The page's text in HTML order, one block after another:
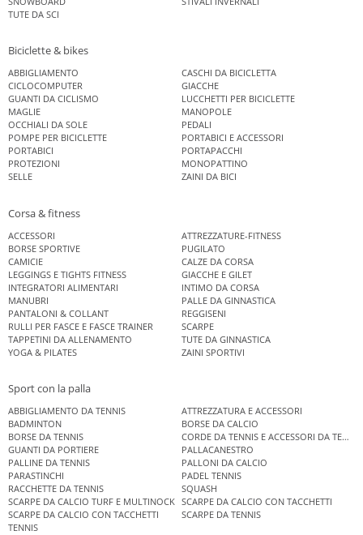
TUTE DA SCI
Biciclette & bikes
ABBIGLIAMENTO
CASCHI DA BICICLETTA
CICLOCOMPUTER
GIACCHE
GUANTI DA CICLISMO
LUCCHETTI PER BICICLETTE
MAGLIE
MANOPOLE
OCCHIALI DA SOLE
PEDALI
POMPE PER BICICLETTE
PORTABICI E ACCESSORI
PORTABICI
PORTAPACCHI
PROTEZIONI
MONOPATTINO
SELLE
ZAINI DA BICI
Corsa & fitness
ACCESSORI
ATTREZZATURE-FITNESS
BORSE SPORTIVE
PUGILATO
CAMICIE
CALZE DA CORSA
LEGGINGS E TIGHTS FITNESS
GIACCHE E GILET
INTEGRATORI ALIMENTARI
INTIMO DA CORSA
MANUBRI
PALLE DA GINNASTICA
PANTALONI & COLLANT
REGGISENI
RULLI PER FASCE E FASCE TRAINER
SCARPE
TAPPETINI DA ALLENAMENTO
TUTE DA GINNASTICA
YOGA & PILATES
ZAINI SPORTIVI
Sport con la palla
ABBIGLIAMENTO DA TENNIS
ATTREZZATURA E ACCESSORI
BADMINTON
BORSE DA CALCIO
BORSE DA TENNIS
CORDE DA TENNIS E ACCESSORI DA TENNIS
GUANTI DA PORTIERE
PALLACANESTRO
PALLINE DA TENNIS
PALLONI DA CALCIO
PARASTINCHI
PADEL TENNIS
RACCHETTE DA TENNIS
SQUASH
SCARPE DA CALCIO TURF E MULTINOCK SCARPE DA CALCIO CON TACCHETTI
SCARPE DA CALCIO CON TACCHETTI
SCARPE DA TENNIS
TENNIS